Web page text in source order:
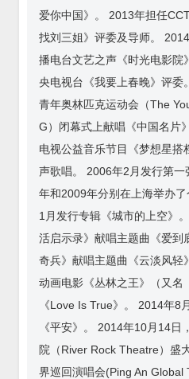
爱你中国》。 2013年担任
找刘三姐》评委及导师。
播电台文艺之声《时光电影院
央电视台《我要上春晚》评委
青年奥林匹克运动会（The
G）闭幕式上献唱《中国名片
电视公益音乐节目《梦想星搭
声歌唱。 2006年2月发行第一
年和2009年分别在上海举办
1月发行专辑《城市的上空》
活启示录》献唱主题曲《爱到
奇兵》献唱主题曲《云淡风轻
动画电影《丛林之王》（又名
《Love Is True》。 2014年8
《平安》。 2014年10月14日
院（River Rock Theatre）盛
界巡回演唱会(Ping An Global